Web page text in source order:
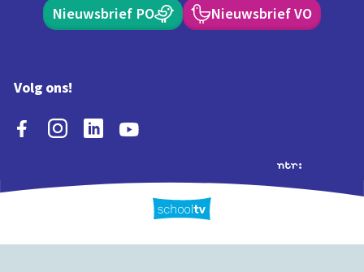
Nieuwsbrief PO Nieuwsbrief VO
Volg ons!